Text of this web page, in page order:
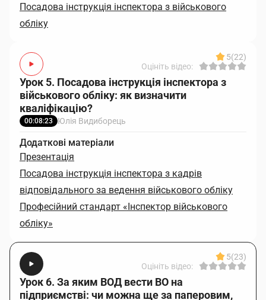
Посадова інструкція інспектора з військового
обліку
5(22)
Оцініть відео:
Урок 5. Посадова інструкція інспектора з
військового обліку: як визначити
кваліфікацію?
00:08:23 Юлія Видиборець
Додаткові матеріали
Презентація
Посадова інструкція інспектора з кадрів
відповідального за ведення військового обліку
Професійний стандарт «Інспектор військового
обліку»
5(23)
Оцініть відео:
Урок 6. За яким ВОД вести ВО на
підприємстві: чи можна ще за паперовим,